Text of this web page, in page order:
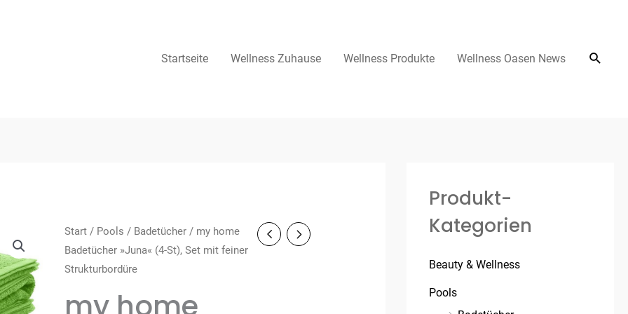
Startseite Wellness Zuhause Wellness Produkte Wellness Oasen News
Start/ Pools / Badetücher/ my home
Badetücher »Juna« (4-St), Set mit feiner
Strukturbordüre
Produkt-
Kategorien
Beauty & Wellness
Pools